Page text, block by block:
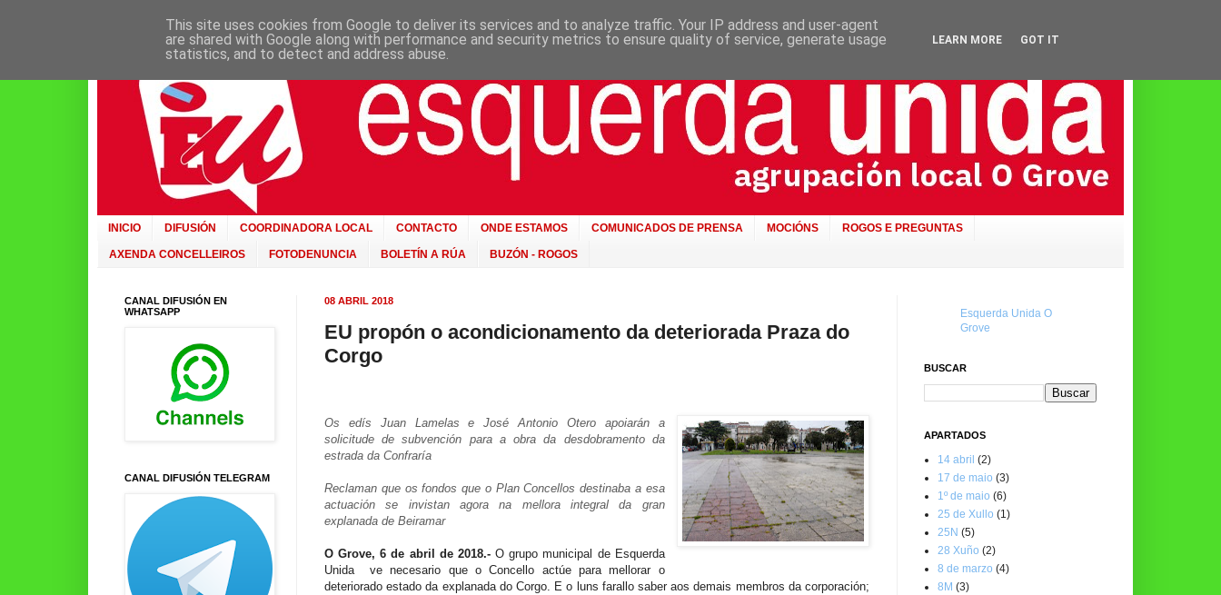
INICIO DIFUSIÓN COORDINADORA LOCAL CONTACTO ONDE ESTAMOS COMUNICADOS DE PRENSA MOCIÓNS ROGOS E PREGUNTAS
AXENDA CONCELLEIROS FOTODENUNCIA BOLETÍN A RÚA BUZÓN - ROGOS
08 ABRIL 2018
EU propón o acondicionamento da deteriorada Praza do
Corgo
Os edís Juan Lamelas e José Antonio Otero apoiarán a
solicitude de subvención para a obra da desdobramento da
estrada da Confraría
Reclaman que os fondos que o Plan Concellos destinaba a esa
actuación se invistan agora na mellora integral da gran
explanada de Beiramar
O Grove, 6 de abril de 2018.-O grupo municipal de Esquerda
Unida ve necesario que o Concello actúe para mellorar o
deteriorado estado da explanada do Corgo. E o luns farallo saber aos demais membros da corporación;
CANAL DIFUSIÓN EN
WHATSAPP
CANAL DIFUSIÓN TELEGRAM
Esquerda Unida O
Grove
BUSCAR
APARTADOS
14 abril (2)
17 de maio (3)
1º de maio (6)
25 de Xullo (1)
25N (5)
28 Xuño (2)
8 de marzo (4)
8M (3)
This site uses cookies from Google to deliver its services and to analyze traffic. Your IP address and user-agent
are shared with Google along with performance and security metrics to ensure quality of service, generate usage
statistics, and to detect and address abuse.
LEARN MORE GOT IT